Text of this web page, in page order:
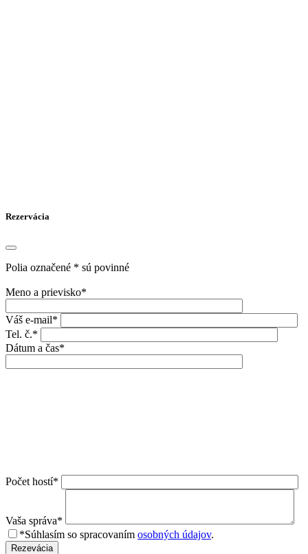
Rezervácia
Polia označené * sú povinné
Meno a prievisko*
Váš e-mail*
Tel. č.*
Dátum a čas*
Počet hostí*
Vaša správa*
*Súhlasím so spracovaním osobných údajov.
Rezevácia